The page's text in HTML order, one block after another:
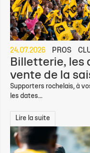
24.07.2026 PROS
Billetterie, les
vente de la
Supporters rochelais, à
les dates...
Lire la suite